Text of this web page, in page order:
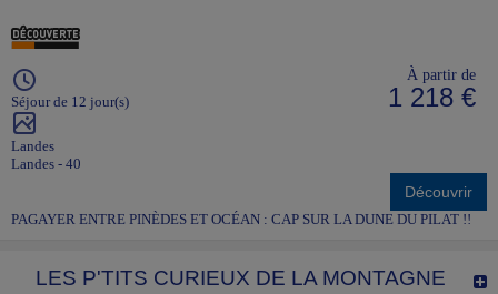
Séjour de 12 jour(s)
Landes
Landes - 40
À partir de
1 218 €
Découvrir
PAGAYER ENTRE PINÈDES ET OCÉAN : CAP SUR LA DUNE DU PILAT !!
LES P'TITS CURIEUX DE LA MONTAGNE